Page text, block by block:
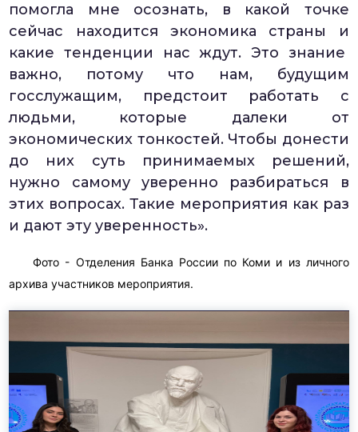
помогла мне осознать, в какой точке
сейчас находится экономика страны и
какие тенденции нас ждут. Это знание
важно, потому что нам, будущим
госслужащим, предстоит работать с
людьми, которые далеки от
экономических тонкостей. Чтобы донести
до них суть принимаемых решений,
нужно самому уверенно разбираться в
этих вопросах. Такие мероприятия как раз
и дают эту уверенность».
Фото - Отделения Банка России по Коми и из личного
архива участников мероприятия.